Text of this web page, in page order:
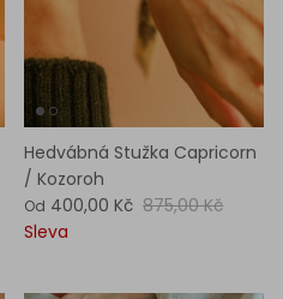
Hedvábná Stužka Capricorn
/ Kozoroh
Od 400,00 Kč 875,00 Kč
Sleva